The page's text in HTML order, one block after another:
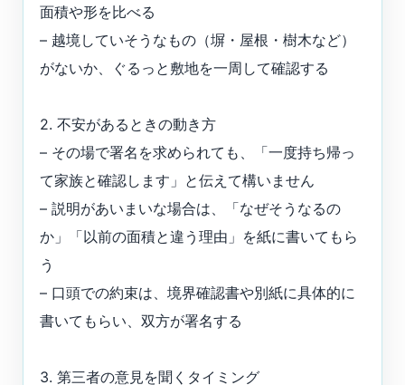
面積や形を比べる
– 越境していそうなもの（塀・屋根・樹木など）
がないか、ぐるっと敷地を一周して確認する
2. 不安があるときの動き方
– その場で署名を求められても、「一度持ち帰っ
て家族と確認します」と伝えて構いません
– 説明があいまいな場合は、「なぜそうなるの
か」「以前の面積と違う理由」を紙に書いてもら
う
– 口頭での約束は、境界確認書や別紙に具体的に
書いてもらい、双方が署名する
3. 第三者の意見を聞くタイミング